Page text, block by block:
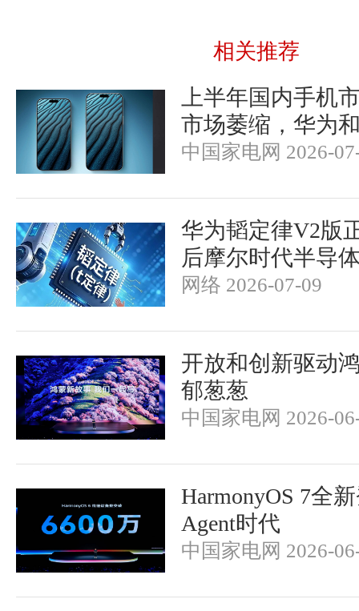
相关推荐
上半年国内手机
市场萎缩，华为
中国家电网 2026-
华为韬定律V2版
后摩尔时代半导
网络 2026-07-09
开放和创新驱动
郁葱葱
中国家电网 2026-
HarmonyOS 7全
Agent时代
中国家电网 2026-